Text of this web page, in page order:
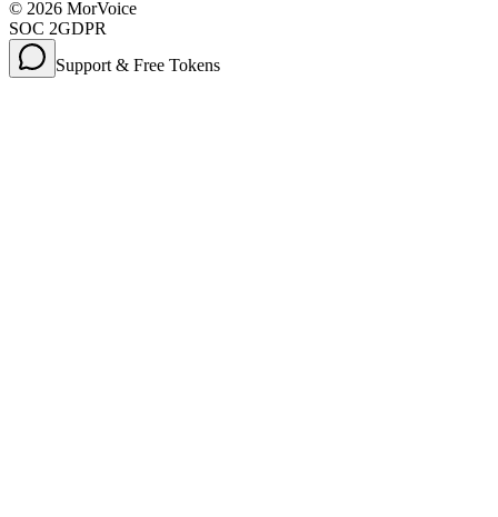
© 2026 MorVoice
SOC 2GDPR
Support & Free Tokens